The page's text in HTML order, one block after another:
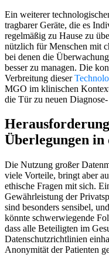
Ein weiterer
tragbarer Geräte, die es
regelmäßig zu Hause zu
nützlich für Menschen mit
bei denen die
besser zu managen. Die
Verbreitung dieser
MGO im klinischen
die Tür zu neuen
Überlegungen in
Die Nutzung großer
viele Vorteile, bringt aber
ethische Fragen mit sich.
Gewährleistung der
sind besonders sensibel,
könnte schwerwiegende
dass alle Beteiligten im
Datenschutzrichtlinien
Anonymität der Patienten